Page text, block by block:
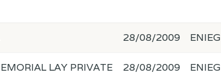
28/08/2009 ENIEG
LAY PRIVATE
28/08/2009 ENIEG